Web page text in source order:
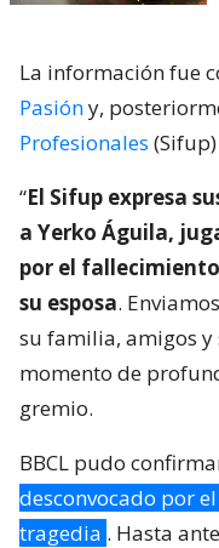
La información fue
Pasióny,
Profesionales
“El Sifup expresa
a Yerko Águila,
por el
su esposa.
su familia, amigos y
momento de
gremio.
BBCL pudo
desconvocado por
tragedia . Hasta